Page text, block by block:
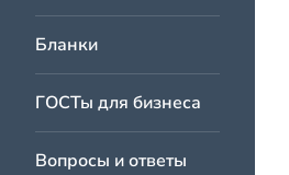
Бланки
ГОСТы для бизнеса
Вопросы и ответы